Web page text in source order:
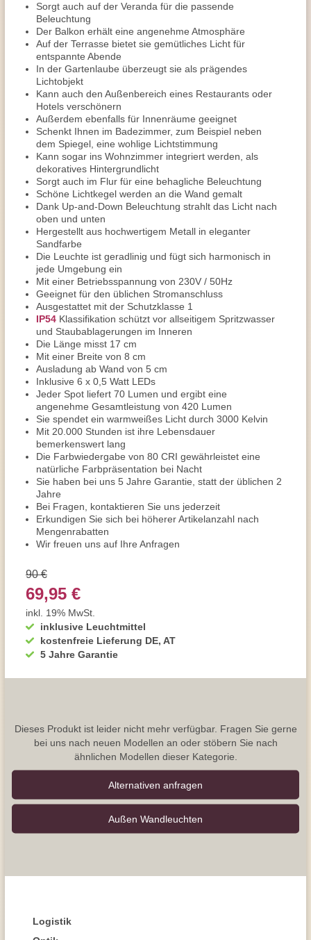
Sorgt auch auf der Veranda für die passende
Beleuchtung
Der Balkon erhält eine angenehme Atmosphäre
Auf der Terrasse bietet sie gemütliches Licht für
entspannte Abende
In der Gartenlaube überzeugt sie als prägendes
Lichtobjekt
Kann auch den Außenbereich eines Restaurants oder
Hotels verschönern
Außerdem ebenfalls für Innenräume geeignet
Schenkt Ihnen im Badezimmer, zum Beispiel neben
dem Spiegel, eine wohlige Lichtstimmung
Kann sogar ins Wohnzimmer integriert werden, als
dekoratives Hintergrundlicht
Sorgt auch im Flur für eine behagliche Beleuchtung
Schöne Lichtkegel werden an die Wand gemalt
Dank Up-and-Down Beleuchtung strahlt das Licht nach
oben und unten
Hergestellt aus hochwertigem Metall in eleganter
Sandfarbe
Die Leuchte ist geradlinig und fügt sich harmonisch in
jede Umgebung ein
Mit einer Betriebsspannung von 230V / 50Hz
Geeignet für den üblichen Stromanschluss
Ausgestattet mit der Schutzklasse 1
IP54 Klassifikation schützt vor allseitigem Spritzwasser
und Staubablagerungen im Inneren
Die Länge misst 17 cm
Mit einer Breite von 8 cm
Ausladung ab Wand von 5 cm
Inklusive 6 x 0,5 Watt LEDs
Jeder Spot liefert 70 Lumen und ergibt eine
angenehme Gesamtleistung von 420 Lumen
Sie spendet ein warmweißes Licht durch 3000 Kelvin
Mit 20.000 Stunden ist ihre Lebensdauer
bemerkenswert lang
Die Farbwiedergabe von 80 CRI gewährleistet eine
natürliche Farbpräsentation bei Nacht
Sie haben bei uns 5 Jahre Garantie, statt der üblichen 2
Jahre
Bei Fragen, kontaktieren Sie uns jederzeit
Erkundigen Sie sich bei höherer Artikelanzahl nach
Mengenrabatten
Wir freuen uns auf Ihre Anfragen
inklusive Leuchtmittel
kostenfreie Lieferung DE, AT
5 Jahre Garantie
90 €
69,95 €
inkl. 19% MwSt.
Dieses Produkt ist leider nicht mehr verfügbar. Fragen Sie gerne
bei uns nach neuen Modellen an oder stöbern Sie nach
ähnlichen Modellen dieser Kategorie.
Alternativen anfragen
Außen Wandleuchten
Logistik